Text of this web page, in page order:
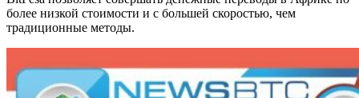
более низкой стоимости и с большей скоростью, чем
традиционные методы.